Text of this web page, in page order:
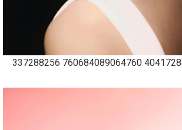
337288256 760684089064760